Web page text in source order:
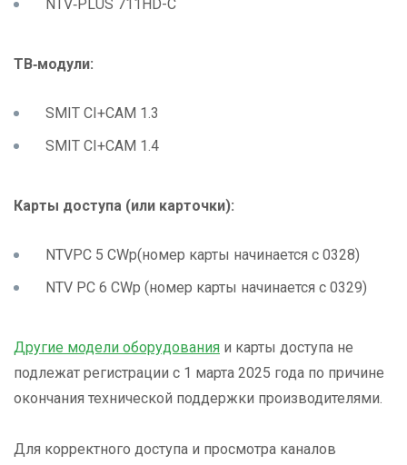
NTV‑PLUS 711HD-С
ТВ‑модули:
SMIT CI+CAM 1.3
SMIT CI+CAM 1.4
Карты доступа (или карточки):
NTVPC 5 CWp(номер карты начинается с 0328)
NTV PC 6 CWp (номер карты начинается с 0329)
Другие модели оборудования и карты доступа не
подлежат регистрации с 1 марта 2025 года по причине
окончания технической поддержки производителями.
Для корректного доступа и просмотра каналов